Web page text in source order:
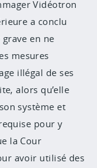
Vidéotron
a conclu
en ne
mesures
illégal de ses
alors qu’elle
système et
pour y
la Cour
avoir utilisé des